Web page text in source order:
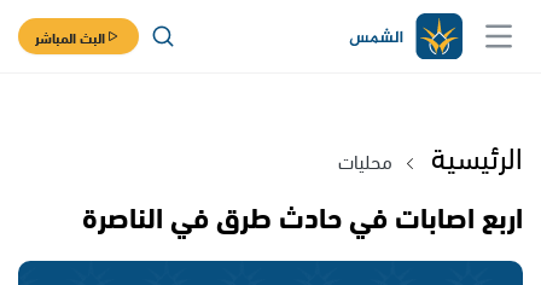
البث المباشر
الرئيسية محليات
اربع اصابات في حادث طرق في الناصرة